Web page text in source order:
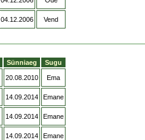
04.12.2006 Vend
Sünniaeg
Sugu
20.08.2010 Ema
14.09.2014 Emane
14.09.2014 Emane
14.09.2014 Emane